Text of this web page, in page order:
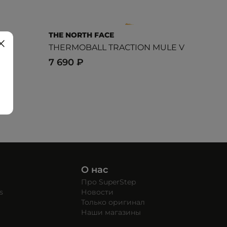
THE NORTH FACE
THERMOBALL TRACTION MULE V
7 690 ₽
О нас
Про SuperStep
Новости
Только оригинал
Наши магазины